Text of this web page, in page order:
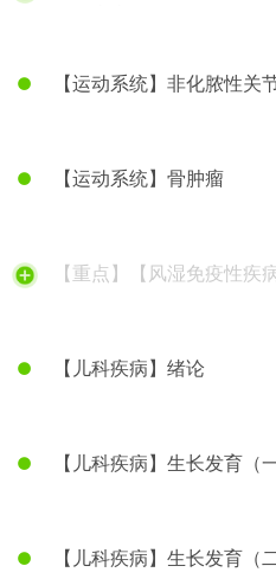
【运动系统】非化脓性关
【运动系统】骨肿瘤
【重点】【风湿免疫性疾
【儿科疾病】绪论
【儿科疾病】生长发育（一
【儿科疾病】生长发育（